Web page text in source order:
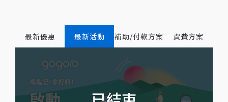
最新優惠 最新活動 補助/付款方案 資費方案